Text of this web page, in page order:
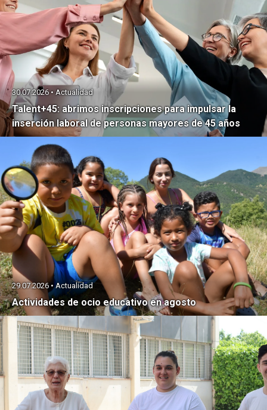
Talent+45: abrimos inscripciones para impulsar la
inserción laboral de personas mayores de 45 años
30.07.2026 • Actualidad
Actividades de ocio educativo en agosto
29.07.2026 • Actualidad